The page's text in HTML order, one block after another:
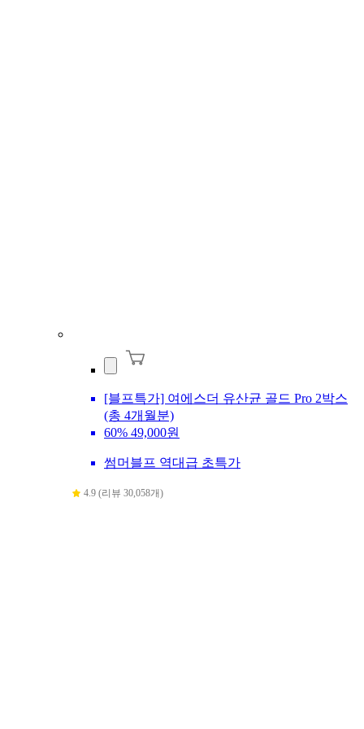
[블프특가] 여에스더 유산균 골드 Pro 2박스
(총 4개월분)
60% 49,000원
썸머블프 역대급 초특가
4.9 (리뷰 30,058개)